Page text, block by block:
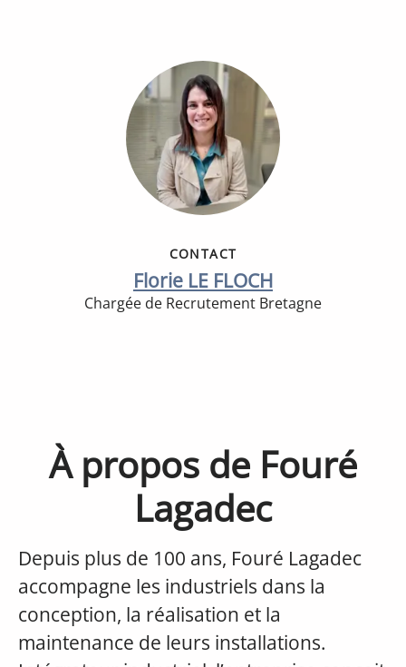
CONTACT
Florie LE FLOCH
Chargée de Recrutement Bretagne
À propos de Fouré
Lagadec
Depuis plus de 100 ans, Fouré Lagadec
accompagne les industriels dans la
conception, la réalisation et la
maintenance de leurs installations.